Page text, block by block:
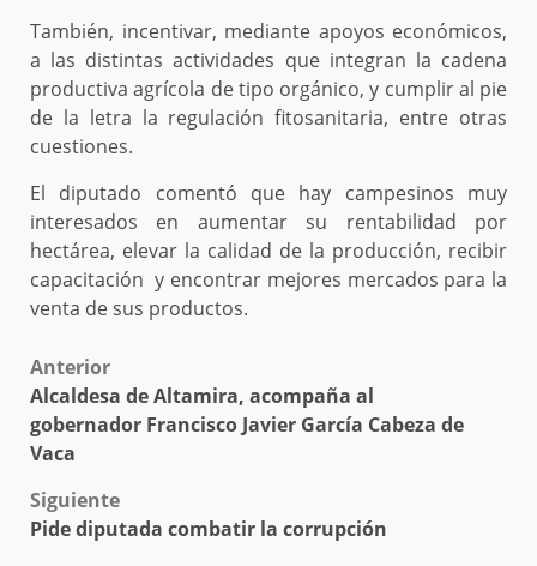
También, incentivar, mediante apoyos económicos,
a las distintas actividades que integran la cadena
productiva agrícola de tipo orgánico, y cumplir al pie
de la letra la regulación fitosanitaria, entre otras
cuestiones.
El diputado comentó que hay campesinos muy
interesados en aumentar su rentabilidad por
hectárea, elevar la calidad de la producción, recibir
capacitación y encontrar mejores mercados para la
venta de sus productos.
Post
navigation
Anterior
Alcaldesa de Altamira, acompaña al
gobernador Francisco Javier García Cabeza de
Vaca
Siguiente
Pide diputada combatir la corrupción